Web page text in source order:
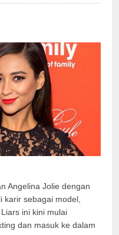
Angelina Jolie dengan
karir sebagai model,
ini kini mulai
dan masuk ke dalam